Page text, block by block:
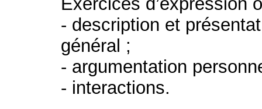
- description et
général ;
- argumentation
- interactions.